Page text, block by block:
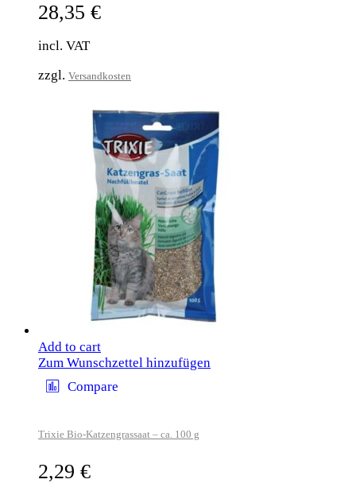
28,35 €
incl. VAT
zzgl. Versandkosten
Add to cart
Zum Wunschzettel hinzufügen
Compare
Trixie Bio-Katzengrassaat – ca. 100 g
2,29 €